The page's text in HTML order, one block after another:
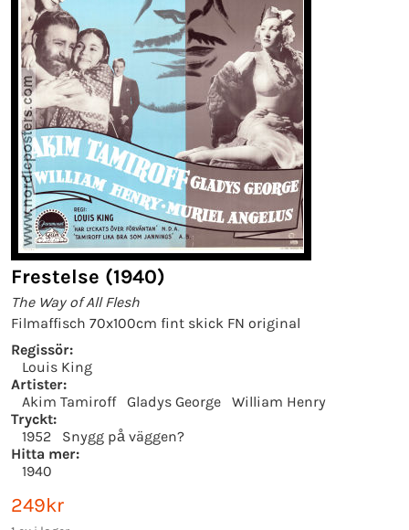
Frestelse (1940)
The Way of All Flesh
Filmaffisch 70x100cm fint skick FN original
Regissör:
Louis King
Artister:
Akim Tamiroff
Gladys George
William Henry
Tryckt:
1952
Snygg på väggen?
Hitta mer:
1940
249kr